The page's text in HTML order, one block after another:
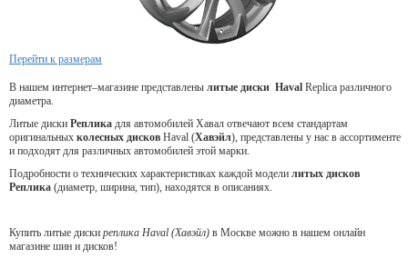
Перейти к размерам
В нашем интернет–магазине представлены литые диски Haval Replica различного
диаметра.
Литые диски Реплика для автомобилей Хавал отвечают всем стандартам
оригинальных колесных дисков Haval (Хавэйл), представлены у нас в ассортименте
и подходят для различных автомобилей этой марки.
Подробности о технических характеристиках каждой модели литых дисков
Реплика (диаметр, ширина, тип), находятся в описаниях.
Купить литые диски реплика Haval (Хавэйл) в Москве можно в нашем онлайн
магазине шин и дисков!